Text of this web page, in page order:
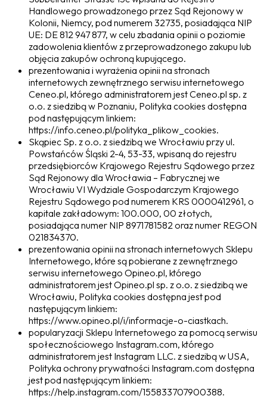
Handlowego prowadzonego przez Sąd Rejonowy w
Kolonii, Niemcy, pod numerem 32735, posiadająca NIP
UE: DE 812 947 877, w celu zbadania opinii o poziomie
zadowolenia klientów z przeprowadzonego zakupu lub
objęcia zakupów ochroną kupującego.
prezentowania i wyrażenia opinii na stronach
internetowych zewnętrznego serwisu internetowego
Ceneo.pl, którego administratorem jest Ceneo.pl sp. z
o.o. z siedzibą w Poznaniu, Polityka cookies dostępna
pod następującym linkiem:
https://info.ceneo.pl/polityka_plikow_cookies.
Skąpiec Sp. z o.o. z siedzibą we Wrocławiu przy ul.
Powstańców Śląski 2-4, 53-33, wpisaną do rejestru
przedsiębiorców Krajowego Rejestru Sądowego przez
Sąd Rejonowy dla Wrocławia – Fabrycznej we
Wrocławiu VI Wydziale Gospodarczym Krajowego
Rejestru Sądowego pod numerem KRS 0000412961, o
kapitale zakładowym: 100.000, 00 złotych,
posiadająca numer NIP 8971781582 oraz numer REGON
021834370.
prezentowania opinii na stronach internetowych Sklepu
Internetowego, które są pobierane z zewnętrznego
serwisu internetowego Opineo.pl, którego
administratorem jest Opineo.pl sp. z o.o. z siedzibą we
Wrocławiu, Polityka cookies dostępna jest pod
następującym linkiem:
https://www.opineo.pl/i/informacje-o-ciastkach.
popularyzacji Sklepu Internetowego za pomocą serwisu
społecznościowego Instagram.com, którego
administratorem jest Instagram LLC. z siedzibą w USA,
Polityka ochrony prywatności Instagram.com dostępna
jest pod następującym linkiem:
https://help.instagram.com/155833707900388.